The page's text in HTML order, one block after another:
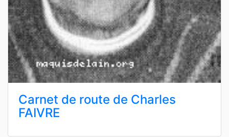
Carnet de route de Charles
FAIVRE